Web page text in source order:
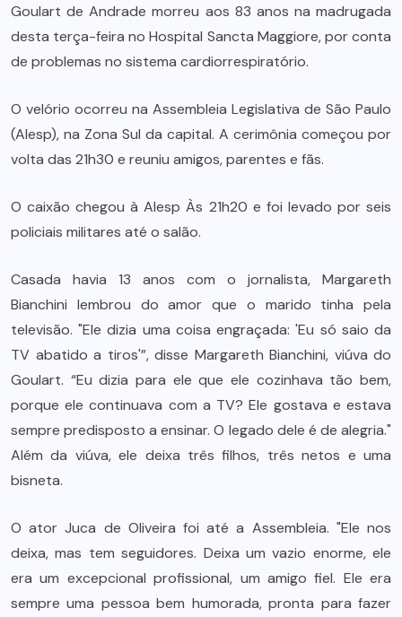
Goulart de Andrade morreu aos 83 anos na madrugada
desta terça-feira no Hospital Sancta Maggiore, por conta
de problemas no sistema cardiorrespiratório.
O velório ocorreu na Assembleia Legislativa de São Paulo
(Alesp), na Zona Sul da capital. A cerimônia começou por
volta das 21h30 e reuniu amigos, parentes e fãs.
O caixão chegou à Alesp Às 21h20 e foi levado por seis
policiais militares até o salão.
Casada havia 13 anos com o jornalista, Margareth
Bianchini lembrou do amor que o marido tinha pela
televisão. "Ele dizia uma coisa engraçada: 'Eu só saio da
TV abatido a tiros'”, disse Margareth Bianchini, viúva do
Goulart. “Eu dizia para ele que ele cozinhava tão bem,
porque ele continuava com a TV? Ele gostava e estava
sempre predisposto a ensinar. O legado dele é de alegria."
Além da viúva, ele deixa três filhos, três netos e uma
bisneta.
O ator Juca de Oliveira foi até a Assembleia. "Ele nos
deixa, mas tem seguidores. Deixa um vazio enorme, ele
era um excepcional profissional, um amigo fiel. Ele era
sempre uma pessoa bem humorada, pronta para fazer